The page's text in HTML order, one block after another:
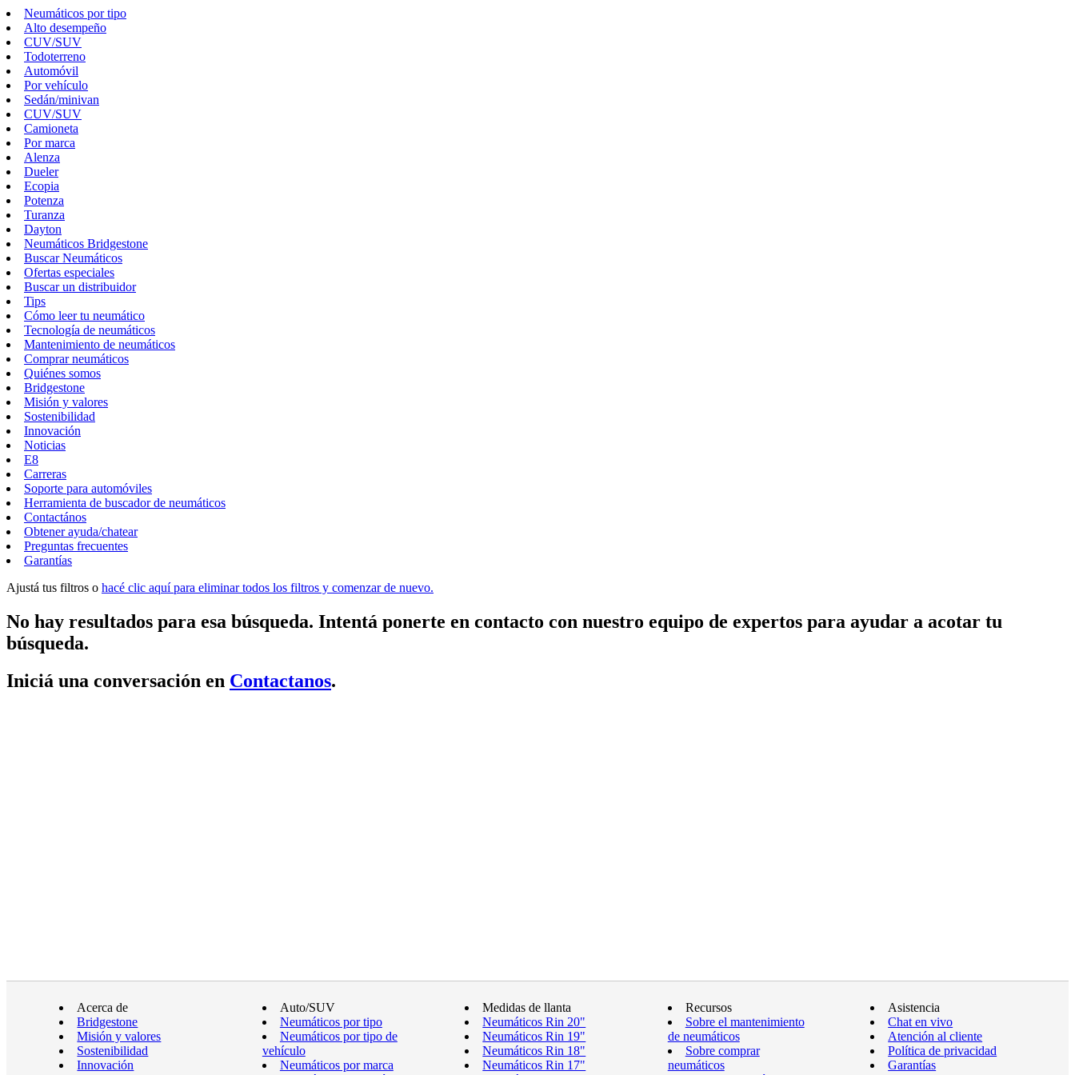
Neumáticos por tipo
Alto desempeño
CUV/SUV
Todoterreno
Automóvil
Por vehículo
Sedán/minivan
CUV/SUV
Camioneta
Por marca
Alenza
Dueler
Ecopia
Potenza
Turanza
Dayton
Neumáticos Bridgestone
Buscar Neumáticos
Ofertas especiales
Buscar un distribuidor
Tips
Cómo leer tu neumático
Tecnología de neumáticos
Mantenimiento de neumáticos
Comprar neumáticos
Quiénes somos
Bridgestone
Misión y valores
Sostenibilidad
Innovación
Noticias
E8
Carreras
Soporte para automóviles
Herramienta de buscador de neumáticos
Contactános
Obtener ayuda/chatear
Preguntas frecuentes
Garantías
Ajustá tus filtros o hacé clic aquí para eliminar todos los filtros y comenzar de nuevo.
No hay resultados para esa búsqueda. Intentá ponerte en contacto con nuestro equipo de expertos para ayudar a acotar tu
búsqueda.
Iniciá una conversación en Contactanos.
Acerca de
Bridgestone
Misión y valores
Sostenibilidad
Innovación
Auto/SUV
Neumáticos por tipo
Neumáticos por tipo de
vehículo
Neumáticos por marca
Medidas de llanta
Neumáticos Rin 20"
Neumáticos Rin 19"
Neumáticos Rin 18"
Neumáticos Rin 17"
Recursos
Sobre el mantenimiento
de neumáticos
Sobre comprar
neumáticos
Asistencia
Chat en vivo
Atención al cliente
Política de privacidad
Garantías